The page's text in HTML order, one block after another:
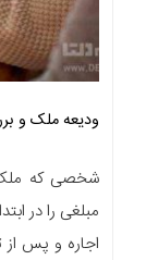
ودیعه ملک و
شخصی که ملک
مبلغی را در
اجاره و پس از